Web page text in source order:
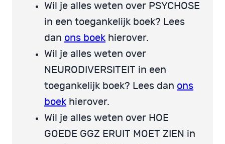
Wil je alles weten over PSYCHOSE
in een toegankelijk boek? Lees
dan ons boek hierover.
Wil je alles weten over
NEURODIVERSITEIT in een
toegankelijk boek? Lees dan ons
boek hierover.
Wil je alles weten over HOE
GOEDE GGZ ERUIT MOET ZIEN in